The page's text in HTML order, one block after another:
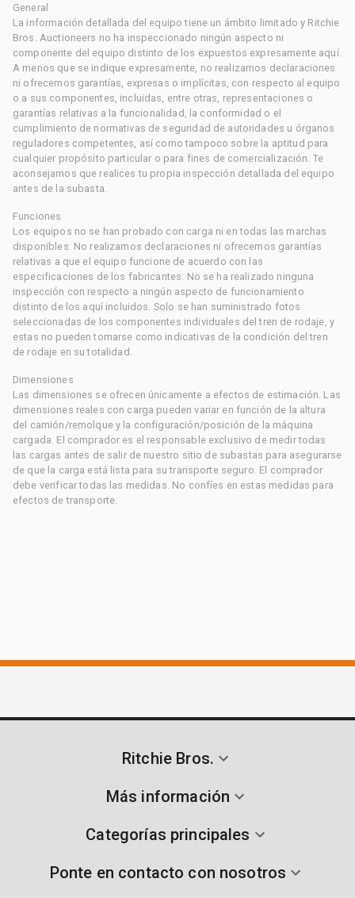
General
La información detallada del equipo tiene un ámbito limitado y Ritchie
Bros. Auctioneers no ha inspeccionado ningún aspecto ni
componente del equipo distinto de los expuestos expresamente aquí.
A menos que se indique expresamente, no realizamos declaraciones
ni ofrecemos garantías, expresas o implícitas, con respecto al equipo
o a sus componentes, incluidas, entre otras, representaciones o
garantías relativas a la funcionalidad, la conformidad o el
cumplimiento de normativas de seguridad de autoridades u órganos
reguladores competentes, así como tampoco sobre la aptitud para
cualquier propósito particular o para fines de comercialización. Te
aconsejamos que realices tu propia inspección detallada del equipo
antes de la subasta.
Funciones
Los equipos no se han probado con carga ni en todas las marchas
disponibles. No realizamos declaraciones ni ofrecemos garantías
relativas a que el equipo funcione de acuerdo con las
especificaciones de los fabricantes. No se ha realizado ninguna
inspección con respecto a ningún aspecto de funcionamiento
distinto de los aquí incluidos. Solo se han suministrado fotos
seleccionadas de los componentes individuales del tren de rodaje, y
estas no pueden tomarse como indicativas de la condición del tren
de rodaje en su totalidad.
Dimensiones
Las dimensiones se ofrecen únicamente a efectos de estimación. Las
dimensiones reales con carga pueden variar en función de la altura
del camión/remolque y la configuración/posición de la máquina
cargada. El comprador es el responsable exclusivo de medir todas
las cargas antes de salir de nuestro sitio de subastas para asegurarse
de que la carga está lista para su transporte seguro. El comprador
debe verificar todas las medidas. No confíes en estas medidas para
efectos de transporte.
Ritchie Bros.
Más información
Categorías principales
Ponte en contacto con nosotros